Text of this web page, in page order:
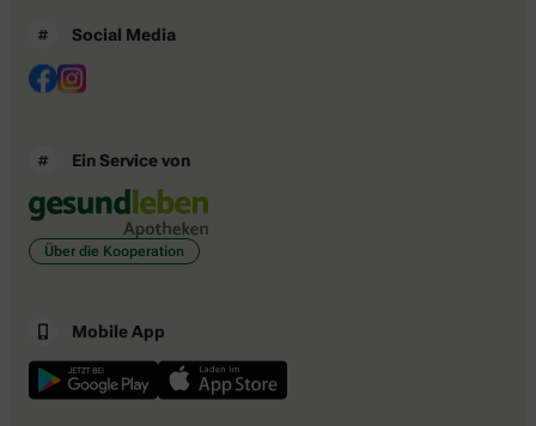
Social Media
Ein Service von
Über die Kooperation
Mobile App